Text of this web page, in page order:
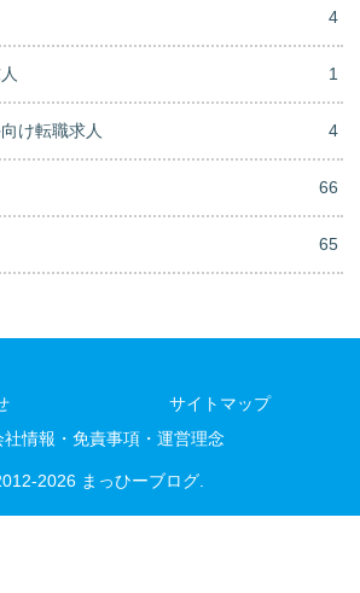
4
1
け転職求人 4
66
65
サイトマップ
社情報・免責事項・運営理念
2026 まっひーブログ.